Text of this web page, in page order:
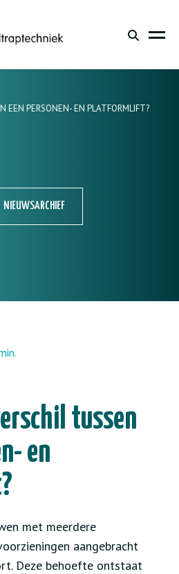
EEN PERSONEN- EN PLATFORMLIFT?
NIEUWSARCHIEF
tussen
en
met meerdere
aangebracht
Deze behoefte ontstaat